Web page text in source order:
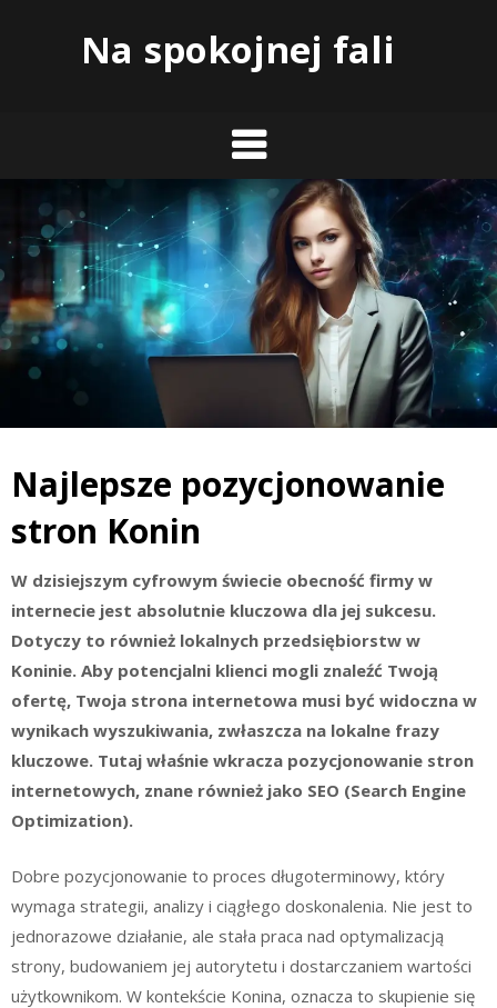
Na spokojnej fali
Najlepsze pozycjonowanie
stron Konin
W dzisiejszym cyfrowym świecie obecność firmy w
internecie jest absolutnie kluczowa dla jej sukcesu.
Dotyczy to również lokalnych przedsiębiorstw w
Koninie. Aby potencjalni klienci mogli znaleźć Twoją
ofertę, Twoja strona internetowa musi być widoczna w
wynikach wyszukiwania, zwłaszcza na lokalne frazy
kluczowe. Tutaj właśnie wkracza pozycjonowanie stron
internetowych, znane również jako SEO (Search Engine
Optimization).
Dobre pozycjonowanie to proces długoterminowy, który
wymaga strategii, analizy i ciągłego doskonalenia. Nie jest to
jednorazowe działanie, ale stała praca nad optymalizacją
strony, budowaniem jej autorytetu i dostarczaniem wartości
użytkownikom. W kontekście Konina, oznacza to skupienie się